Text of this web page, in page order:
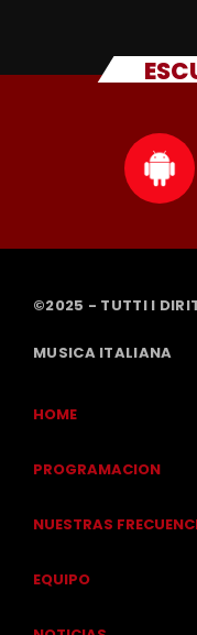
©2025 - TUTTI I
MUSICA ITALIANA
HOME
PROGRAMACION
NUESTRAS
EQUIPO